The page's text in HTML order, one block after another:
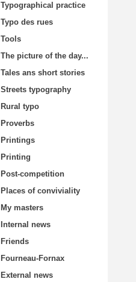
Typographical practice
Typo des rues
Tools
The picture of the day...
Tales ans short stories
Streets typography
Rural typo
Proverbs
Printings
Printing
Post-competition
Places of conviviality
My masters
Internal news
Friends
Fourneau-Fornax
External news